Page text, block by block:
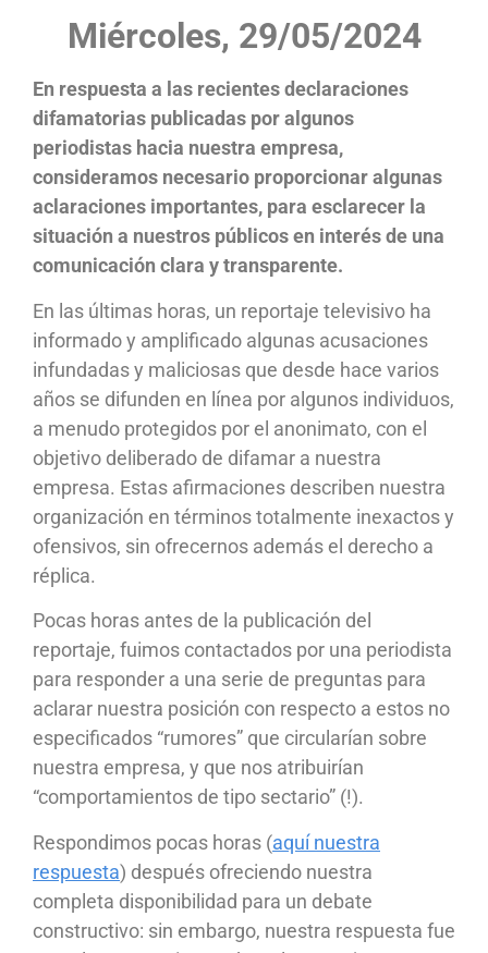
Miércoles, 29/05/2024
En respuesta a las recientes declaraciones
difamatorias publicadas por algunos
periodistas hacia nuestra empresa,
consideramos necesario proporcionar algunas
aclaraciones importantes, para esclarecer la
situación a nuestros públicos en interés de una
comunicación clara y transparente.
En las últimas horas, un reportaje televisivo ha
informado y amplificado algunas acusaciones
infundadas y maliciosas que desde hace varios
años se difunden en línea por algunos individuos,
a menudo protegidos por el anonimato, con el
objetivo deliberado de difamar a nuestra
empresa. Estas afirmaciones describen nuestra
organización en términos totalmente inexactos y
ofensivos, sin ofrecernos además el derecho a
réplica.
Pocas horas antes de la publicación del
reportaje, fuimos contactados por una periodista
para responder a una serie de preguntas para
aclarar nuestra posición con respecto a estos no
especificados “rumores” que circularían sobre
nuestra empresa, y que nos atribuirían
“comportamientos de tipo sectario” (!).
Respondimos pocas horas (aquí nuestra
respuesta) después ofreciendo nuestra
completa disponibilidad para un debate
constructivo: sin embargo, nuestra respuesta fue